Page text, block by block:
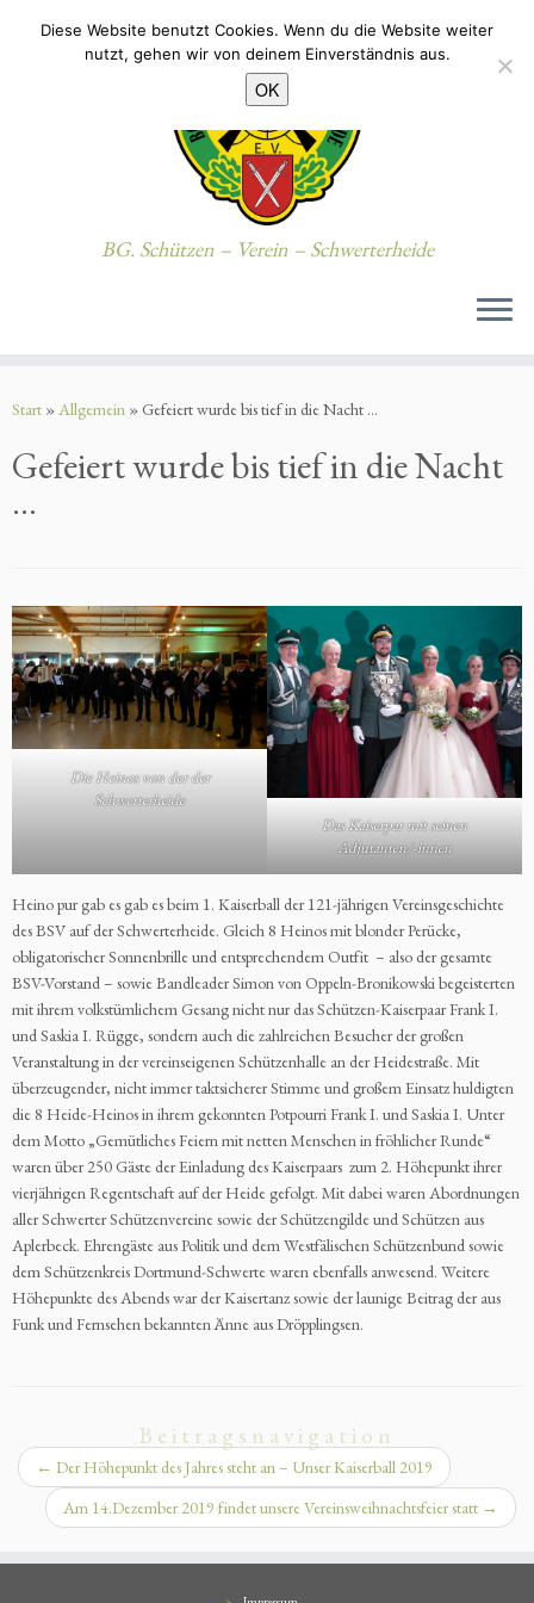
Inhalt
BG. Schützen – Verein – Schwerterheide
Start »Allgemein » Gefeiert wurde bis tief in die Nacht …
Gefeiert wurde bis tief in die Nacht
…
Die Heinos von der der
Schwerterheide
Das Kaiserpar mit seinen
Adjutanten/-innen
Heino pur gab es gab es beim 1. Kaiserball der 121-jährigen Vereinsgeschichte
des BSV auf der Schwerterheide. Gleich 8 Heinos mit blonder Perücke,
obligatorischer Sonnenbrille und entsprechendem Outfit – also der gesamte
BSV-Vorstand – sowie Bandleader Simon von Oppeln-Bronikowski begeisterten
mit ihrem volkstümlichem Gesang nicht nur das Schützen-Kaiserpaar Frank I.
und Saskia I. Rügge, sondern auch die zahlreichen Besucher der großen
Veranstaltung in der vereinseigenen Schützenhalle an der Heidestraße. Mit
überzeugender, nicht immer taktsicherer Stimme und großem Einsatz huldigten
die 8 Heide-Heinos in ihrem gekonnten Potpourri Frank I. und Saskia I. Unter
dem Motto „Gemütliches Feiern mit netten Menschen in fröhlicher Runde“
waren über 250 Gäste der Einladung des Kaiserpaars zum 2. Höhepunkt ihrer
vierjährigen Regentschaft auf der Heide gefolgt. Mit dabei waren Abordnungen
aller Schwerter Schützenvereine sowie der Schützengilde und Schützen aus
Aplerbeck. Ehrengäste aus Politik und dem Westfälischen Schützenbund sowie
dem Schützenkreis Dortmund-Schwerte waren ebenfalls anwesend. Weitere
Höhepunkte des Abends war der Kaisertanz sowie der launige Beitrag der aus
Funk und Fernsehen bekannten Änne aus Dröpplingsen.
Beitragsnavigation
← Der Höhepunkt des Jahres steht an – Unser Kaiserball 2019
Am 14.Dezember 2019 findet unsere Vereinsweihnachtsfeier statt →
Diese Website benutzt Cookies. Wenn du die Website weiter
nutzt, gehen wir von deinem Einverständnis aus.
OK